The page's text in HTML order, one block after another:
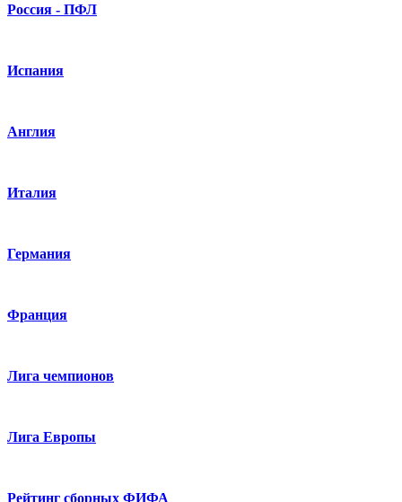
Россия - ПФЛ
Испания
Англия
Италия
Германия
Франция
Лига чемпионов
Лига Европы
Рейтинг сборных ФИФА